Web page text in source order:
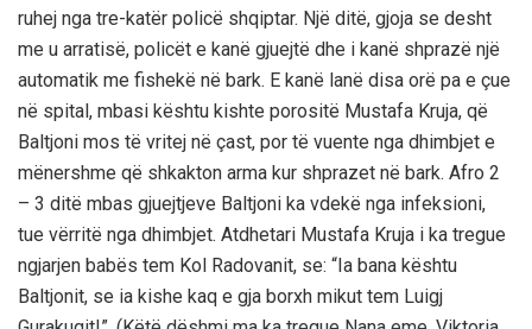
ruhej nga tre-katër policë shqiptar. Një ditë, gjoja se desht
me u arratisë, policët e kanë gjuejtë dhe i kanë shprazë një
automatik me fishekë në bark. E kanë lanë disa orë pa e çue
në spital, mbasi kështu kishte porositë Mustafa Kruja, që
Baltjoni mos të vritej në çast, por të vuente nga dhimbjet e
mënershme që shkakton arma kur shprazet në bark. Afro 2
– 3 ditë mbas gjuejtjeve Baltjoni ka vdekë nga infeksioni,
tue vërritë nga dhimbjet. Atdhetari Mustafa Kruja i ka tregue
ngjarjen babës tem Kol Radovanit, se: “Ia bana kështu
Baltjonit, se ia kishe kaq e gja borxh mikut tem Luigj